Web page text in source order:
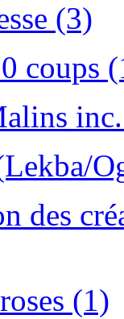
(3)
coups
des
(1)